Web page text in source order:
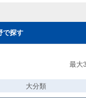
で探す
最大
大分類